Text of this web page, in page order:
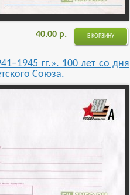
В КОРЗИНУ
40.00 р.
гг.». 100 лет со дня
Союза.